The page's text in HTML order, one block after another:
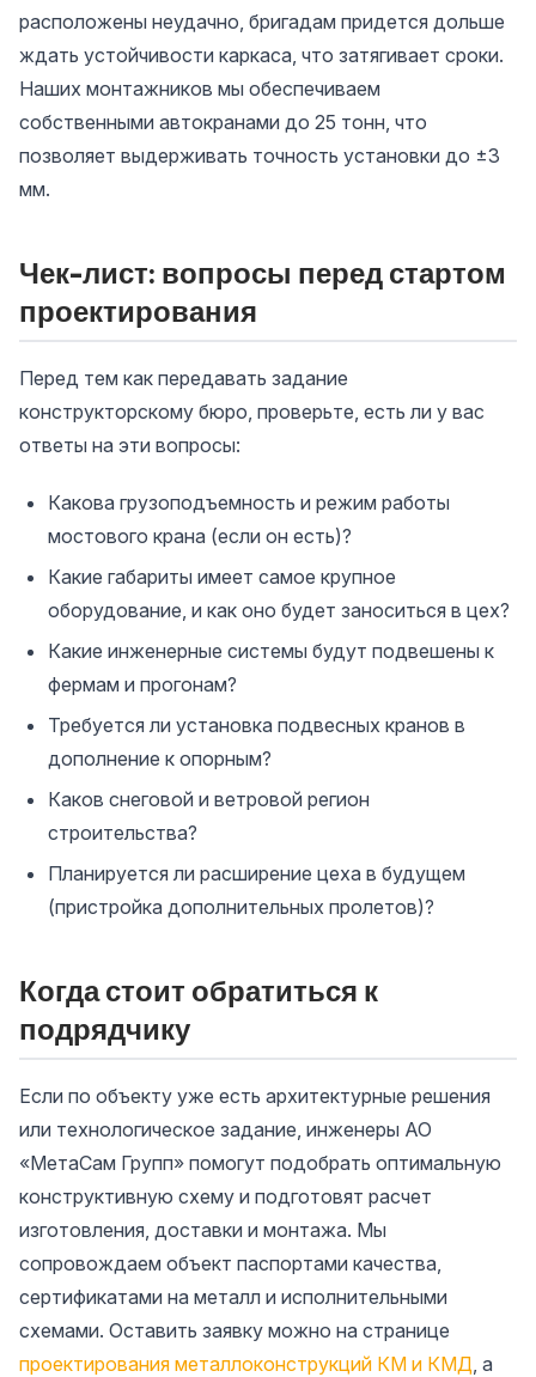
расположены неудачно, бригадам придется дольше
ждать устойчивости каркаса, что затягивает сроки.
Наших монтажников мы обеспечиваем
собственными автокранами до 25 тонн, что
позволяет выдерживать точность установки до ±3
мм.
Чек-лист: вопросы перед стартом
проектирования
Перед тем как передавать задание
конструкторскому бюро, проверьте, есть ли у вас
ответы на эти вопросы:
Какова грузоподъемность и режим работы
мостового крана (если он есть)?
Какие габариты имеет самое крупное
оборудование, и как оно будет заноситься в цех?
Какие инженерные системы будут подвешены к
фермам и прогонам?
Требуется ли установка подвесных кранов в
дополнение к опорным?
Каков снеговой и ветровой регион
строительства?
Планируется ли расширение цеха в будущем
(пристройка дополнительных пролетов)?
Когда стоит обратиться к
подрядчику
Если по объекту уже есть архитектурные решения
или технологическое задание, инженеры АО
«МетаСам Групп» помогут подобрать оптимальную
конструктивную схему и подготовят расчет
изготовления, доставки и монтажа. Мы
сопровождаем объект паспортами качества,
сертификатами на металл и исполнительными
схемами. Оставить заявку можно на странице
проектирования металлоконструкций КМ и КМД, а